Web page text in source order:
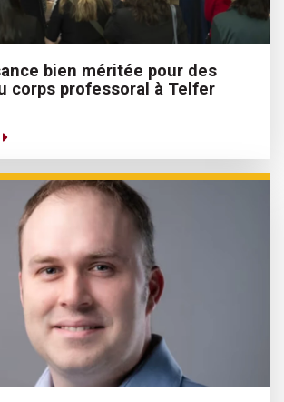
bien méritée pour des
corps professoral à Telfer